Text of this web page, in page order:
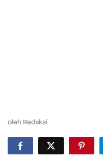
oleh Redaksi